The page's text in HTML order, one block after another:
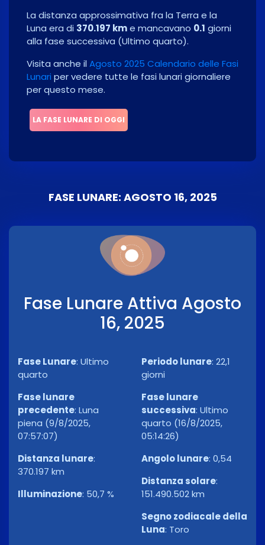
La distanza approssimativa fra la Terra e la
Luna era di 370.197 kme mancavano 0.1 giorni
alla fase successiva (Ultimo quarto).
Visita anche il Agosto 2025 Calendario delle Fasi
Lunari per vedere tutte le fasi lunari giornaliere
per questo mese.
LA FASE LUNARE DI OGGI
FASE LUNARE: AGOSTO 16, 2025
Fase Lunare Attiva Agosto
16, 2025
Fase Lunare: Ultimo
quarto
Fase lunare
precedente: Luna
piena (9/8/2025,
07:57:07)
Distanza lunare:
370.197 km
Illuminazione: 50,7 %
Periodo lunare: 22,1
giorni
Fase lunare
successiva: Ultimo
quarto (16/8/2025,
05:14:26)
Angolo lunare: 0,54
Distanza solare:
151.490.502 km
Segno zodiacale della
Luna: Toro